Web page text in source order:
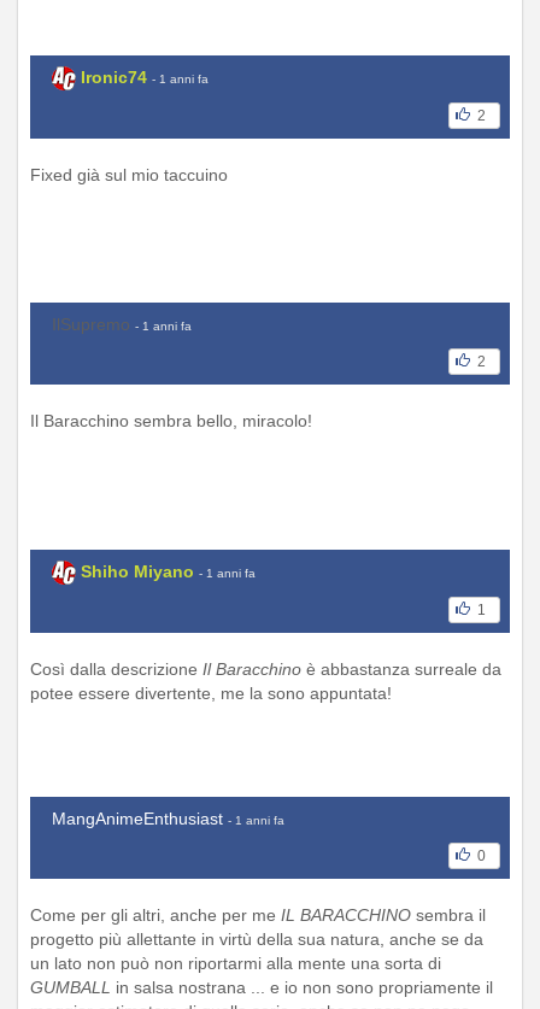
Ironic74 - 1 anni fa
2
Fixed già sul mio taccuino
IlSupremo - 1 anni fa
2
Il Baracchino sembra bello, miracolo!
Shiho Miyano - 1 anni fa
1
Così dalla descrizione Il Baracchino è abbastanza surreale da
potee essere divertente, me la sono appuntata!
MangAnimeEnthusiast - 1 anni fa
0
Come per gli altri, anche per me IL BARACCHINO sembra il
progetto più allettante in virtù della sua natura, anche se da
un lato non può non riportarmi alla mente una sorta di
GUMBALL in salsa nostrana ... e io non sono propriamente il